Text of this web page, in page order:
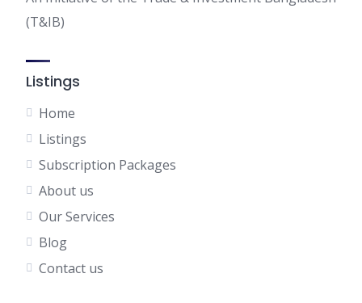
(T&IB)
Listings
Home
Listings
Subscription Packages
About us
Our Services
Blog
Contact us